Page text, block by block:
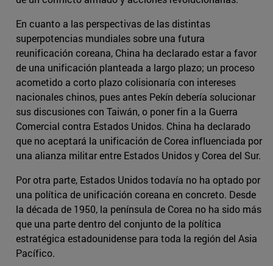
En cuanto a las perspectivas de las distintas
superpotencias mundiales sobre una futura
reunificación coreana, China ha declarado estar a favor
de una unificación planteada a largo plazo; un proceso
acometido a corto plazo colisionaría con intereses
nacionales chinos, pues antes Pekín debería solucionar
sus discusiones con Taiwán, o poner fin a la Guerra
Comercial contra Estados Unidos. China ha declarado
que no aceptará la unificación de Corea influenciada por
una alianza militar entre Estados Unidos y Corea del Sur.
Por otra parte, Estados Unidos todavía no ha optado por
una política de unificación coreana en concreto. Desde
la década de 1950, la península de Corea no ha sido más
que una parte dentro del conjunto de la política
estratégica estadounidense para toda la región del Asia
Pacífico.